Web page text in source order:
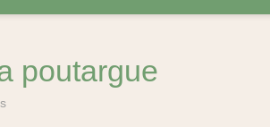
poutargue